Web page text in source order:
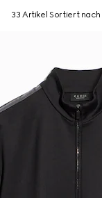
33 Artikel Sortiert nach